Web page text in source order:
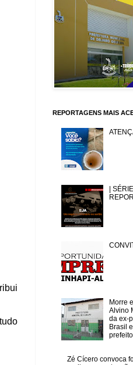
REPORTAGENS MAIS
|
Morre
Alvino
da ex-
Brasil
Zé Cícero convoca